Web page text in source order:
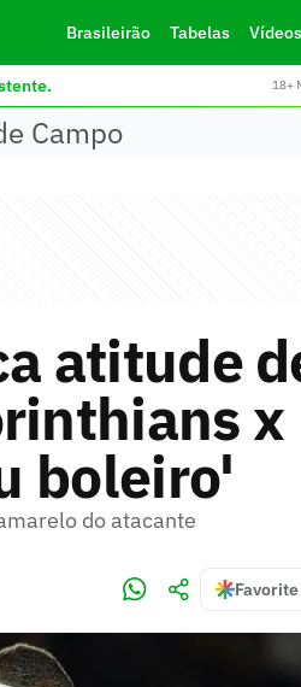
Brasileirão Tabelas Vídeos
18+
Campo
atitude
x
boleiro'
do atacante